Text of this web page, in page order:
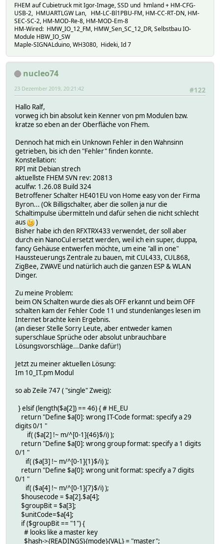
FHEM auf Cubietruck mit Igor-Image, SSD und hmland + HM-CFG-
USB-2, HMUARTLGW Lan, HM-LC-Bl1PBU-FM, HM-CC-RT-DN, HM-
SEC-SC-2, HM-MOD-Re-8, HM-MOD-Em-8
HM-Wired: HMW_IO_12_FM, HMW_Sen_SC_12_DR, Selbstbau IO-
Module HBW_IO_SW
Maple-SIGNALduino, WH3080, Hideki, Id 7
nucleo74
#122
23 Dezember 2019, 20:21:42
Hallo Ralf,
vorweg ich bin absolut kein Kenner von pm Modulen bzw.
kratze so eben an der Oberfläche von Fhem.
Dennoch hat mich ein Unknown Fehler in den Wahnsinn
getrieben, bis ich den "Fehler" finden konnte.
Konstellation:
RPI mit Debian strech
aktuellste FHEM SVN rev: 20813
aculfw: 1.26.08 Build 324
Betroffener Schalter HE401EU von Home easy von der Firma
Byron... (Ok Billigschalter, aber die sollen ja nur die
Schaltimpulse übermitteln und dafür sehen die nicht schlecht
aus
)
Bisher habe ich den RFXTRX433 verwendet, der soll aber
durch ein NanoCul ersetzt werden, weil ich ein super, duppa,
fancy Gehäuse entwerfen möchte, um eine "all in one"
Haussteuerungs Zentrale zu bauen, mit CUL433, CUL868,
ZigBee, ZWAVE und natürlich auch die ganzen ESP & WLAN
Dinger.
Zu meine Problem:
beim ON Schalten wurde dies als OFF erkannt und beim OFF
schalten kam der Fehler Code 11 und stundenlanges lesen im
Internet brachte kein Ergebnis.
(an dieser Stelle Sorry Leute, aber entweder kamen
superschlaue Sprüche oder absolut unbrauchbare
Lösungsvorschläge...Danke dafür!)
Jetzt zu meiner aktuellen Lösung:
Im 10_IT.pm Modul
so ab Zeile 747 ( "single" Zweig):
} elsif (length($a[2]) == 46) { # HE_EU
return "Define $a[0]: wrong IT-Code format: specify a 29
digits 0/1 "
if( ($a[2] !~ m/^[0-1]{46}$/i) );
return "Define $a[0]: wrong group format: specify a 1 digits
0/1 "
if( ($a[3] !~ m/^[0-1]{1}$/i) );
return "Define $a[0]: wrong unit format: specify a 7 digits
0/1 "
if( ($a[4] !~ m/^[0-1]{7}$/i) );
$housecode = $a[2].$a[4];
$groupBit = $a[3];
$unitCode=$a[4];
if ($groupBit == "1") {
# looks like a master key
$hash->{READINGS}{mode}{VAL} = "master";